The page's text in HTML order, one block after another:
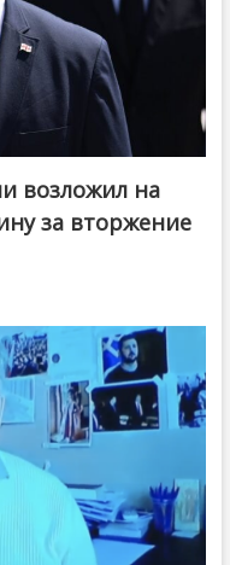
возложил на
за вторжение